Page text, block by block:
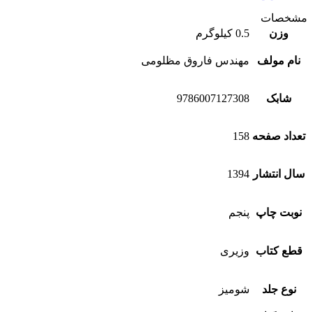
مشخصات
وزن
0.5 کیلوگرم
نام مولف مهندس فاروق مظلومی
شابک 9786007127308
تعداد صفحه 158
سال انتشار 1394
نوبت چاپ پنجم
قطع کتاب وزیری
نوع جلد شومیز